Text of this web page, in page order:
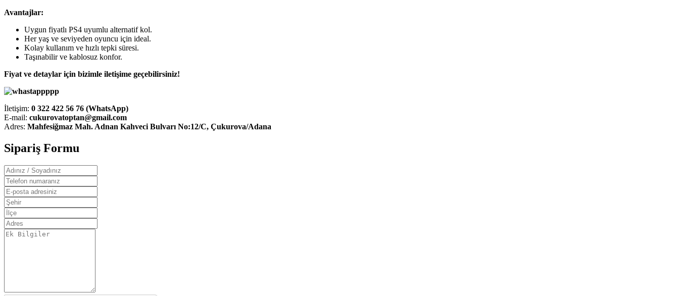
Avantajlar:
Uygun fiyatlı PS4 uyumlu alternatif kol.
Her yaş ve seviyeden oyuncu için ideal.
Kolay kullanım ve hızlı tepki süresi.
Taşınabilir ve kablosuz konfor.
Fiyat ve detaylar için bizimle iletişime geçebilirsiniz!
İletişim: 0 322 422 56 76 (WhatsApp)
E‑mail: cukurovatoptan@gmail.com
Adres: Mahfesiğmaz Mah. Adnan Kahveci Bulvarı No:12/C, Çukurova/Adana
Sipariş Formu